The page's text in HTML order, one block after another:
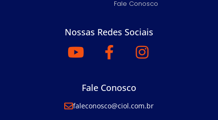
Fale Conosco
Nossas Redes Sociais
Fale Conosco
faleconosco@ciol.com.br